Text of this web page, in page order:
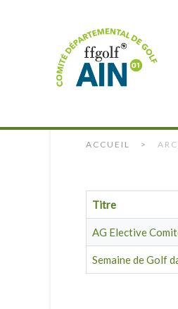
ACCUEIL
Titre
AG Elective
Semaine de Golf